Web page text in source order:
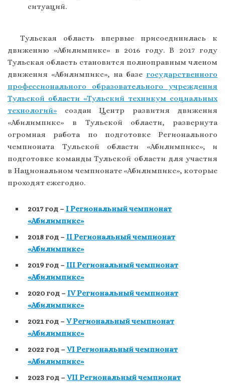
ситуаций.
Тульская область впервые присоединилась к
движению «Абилимпикс» в 2016 году. В 2017 году
Тульская область становится полноправным членом
движения «Абилимпикс», на базе государственного
профессионального образовательного учреждения
Тульской области «Тульский техникум социальных
технологий» создан Центр развития движения
«Абилимпикс» в Тульской области, развернута
огромная работа по подготовке Регионального
чемпионата Тульской области «Абилимпикс», и
подготовке команды Тульской области для участия
в Национальном чемпионате «Абилимпикс», которые
проходят ежегодно.
2017 год –I Региональный чемпионат
«Абилимпикс»
2018 год –II Региональный чемпионат
«Абилимпикс»
2019 год –III Региональный чемпионат
«Абилимпикс»
2020 год –IV Региональный чемпионат
«Абилимпикс»
2021 год –V Региональный чемпионат
«Абилимпикс»
2022 год –VI Региональный чемпионат
«Абилимпикс»
2023 год –VII Региональный чемпионат